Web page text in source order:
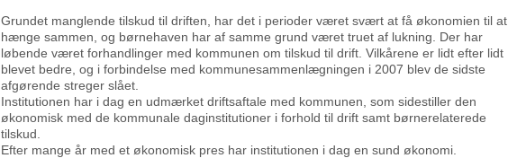
Grundet manglende tilskud til driften, har det i perioder været svært at få økonomien til at
hænge sammen, og børnehaven har af samme grund været truet af lukning. Der har
løbende været forhandlinger med kommunen om tilskud til drift. Vilkårene er lidt efter lidt
blevet bedre, og i forbindelse med kommunesammenlægningen i 2007 blev de sidste
afgørende streger slået.
Institutionen har i dag en udmærket driftsaftale med kommunen, som sidestiller den
økonomisk med de kommunale daginstitutioner i forhold til drift samt børnerelaterede
tilskud.
Efter mange år med et økonomisk pres har institutionen i dag en sund økonomi.